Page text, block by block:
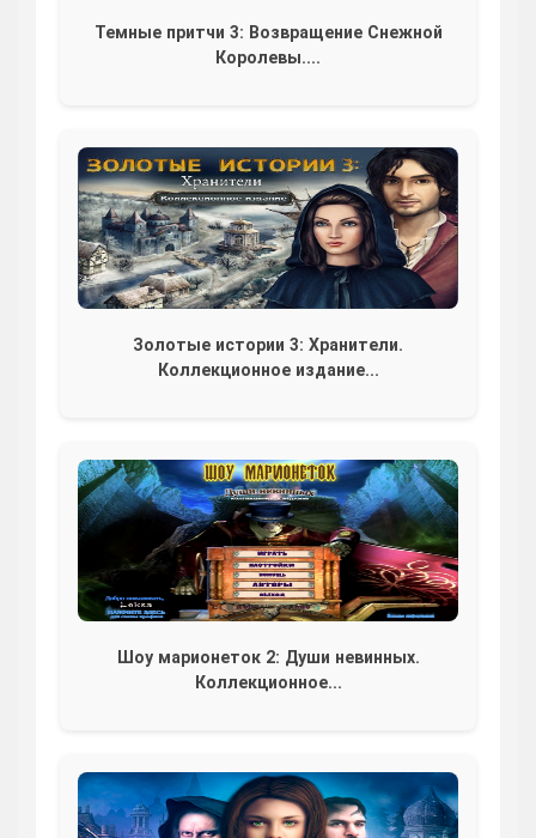
Темные притчи 3: Возвращение Снежной
Королевы....
Золотые истории 3: Хранители.
Коллекционное издание...
Шоу марионеток 2: Души невинных.
Коллекционное...